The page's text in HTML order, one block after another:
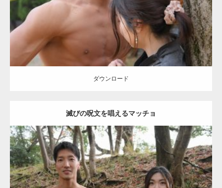
ダウンロード
滅びの呪文を唱えるマッチョ
Update:2021.07.8
【YouTube】マッチョフリー素材メンバーが
ギネス世界記録…
【TV】TBS番組「ひるおび」にてマッスルプ
ラスが紹介されま…
TOKYO FMラジオ番組「ONE MORNING」